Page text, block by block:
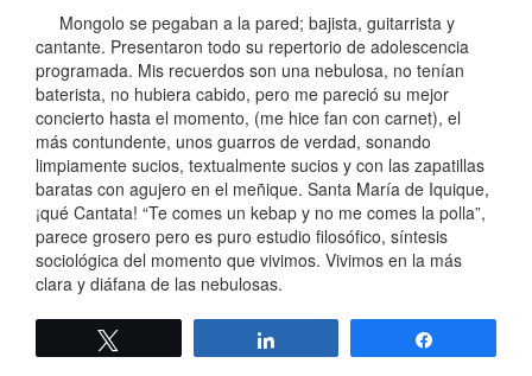
Mongolo se pegaban a la pared; bajista, guitarrista y
cantante. Presentaron todo su repertorio de adolescencia
programada. Mis recuerdos son una nebulosa, no tenían
baterista, no hubiera cabido, pero me pareció su mejor
concierto hasta el momento, (me hice fan con carnet), el
más contundente, unos guarros de verdad, sonando
limpiamente sucios, textualmente sucios y con las zapatillas
baratas con agujero en el meñique. Santa María de Iquique,
¡qué Cantata! “Te comes un kebap y no me comes la polla”,
parece grosero pero es puro estudio filosófico, síntesis
sociológica del momento que vivimos. Vivimos en la más
clara y diáfana de las nebulosas.